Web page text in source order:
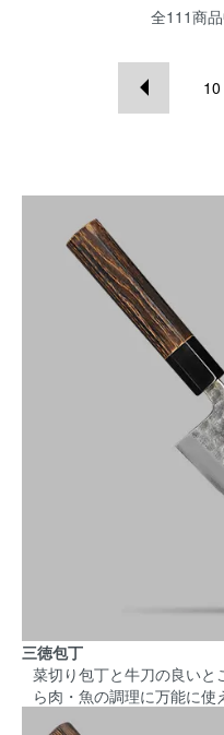
全111商
10
三徳包丁
菜切り包丁と牛刀の良い
ら肉・魚の調理に万能に使